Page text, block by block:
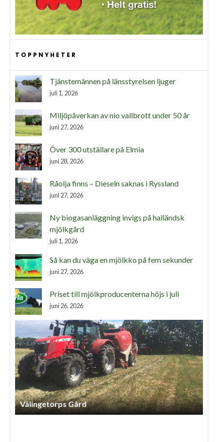
TOPPNYHETER
Tjänstemännen på länsstyrelsen ljuger
juli 1, 2026
Miljöpåverkan av nio vallbrott under 50 år
juni 27, 2026
Över 300 utställare på Elmia
juni 28, 2026
Råolja finns – Dieseln saknas i Ryssland
juni 27, 2026
Ny biogasanläggning invigs på halländsk
mjölkgård
juli 1, 2026
Så kan du väga en mjölkko på fem sekunder
juni 27, 2026
Priset till mjölkproducenterna höjs i juli
juni 26, 2026
Ohlssons Marktjänst AB